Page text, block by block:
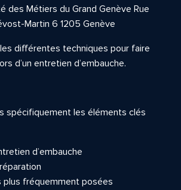
des Métiers du Grand Genève Rue
Martin 6 1205 Genève
différentes techniques pour faire
d’un entretien d’embauche.
spécifiquement les éléments clés
d’embauche
plus fréquemment posées